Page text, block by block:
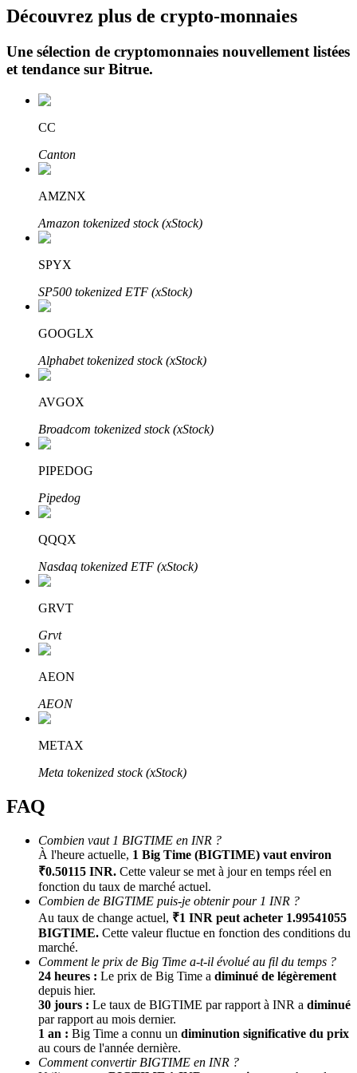
Investissement automobile
Obtenez des bénéfices à long terme et des intérêts flexibles
Bitrue
Partenaires Bitrue
Affiliés Bitrue
Jusqu'à 65 % de commissions !
Parrainage
Invitez un ami pour recevoir des récompenses en espèces
BTC Welcome Rewards
Découvrez plus de crypto-monnaies
Une sélection de cryptomonnaies nouvellement listées
et tendance sur Bitrue.
CC
Canton
AMZNX
Amazon tokenized stock (xStock)
SPYX
SP500 tokenized ETF (xStock)
GOOGLX
Alphabet tokenized stock (xStock)
AVGOX
Broadcom tokenized stock (xStock)
PIPEDOG
Pipedog
QQQX
Nasdaq tokenized ETF (xStock)
GRVT
Grvt
AEON
AEON
METAX
Meta tokenized stock (xStock)
FAQ
Combien vaut 1 BIGTIME en INR ?
À l'heure actuelle, 1 Big Time (BIGTIME) vaut environ
₹0.50115 INR. Cette valeur se met à jour en temps réel en
fonction du taux de marché actuel.
Combien de BIGTIME puis-je obtenir pour 1 INR ?
Au taux de change actuel, ₹1 INR peut acheter 1.99541055
BIGTIME. Cette valeur fluctue en fonction des conditions du
marché.
Comment le prix de Big Time a-t-il évolué au fil du temps ?
24 heures : Le prix de Big Time a diminué de légèrement
depuis hier.
30 jours : Le taux de BIGTIME par rapport à INR a diminué
par rapport au mois dernier.
1 an : Big Time a connu un diminution significative du prix
au cours de l'année dernière.
Comment convertir BIGTIME en INR ?